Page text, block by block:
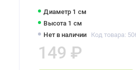
Диаметр 1 см
Высота 1 см
Нет в наличии
Код товара:
149 ₽